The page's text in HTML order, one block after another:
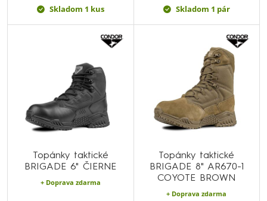
Skladom 1 kus Skladom 1 pár
Topánky taktické
BRIGADE 6" ČIERNE
+ Doprava zdarma
Topánky taktické
BRIGADE 8" AR670-1
COYOTE BROWN
+ Doprava zdarma